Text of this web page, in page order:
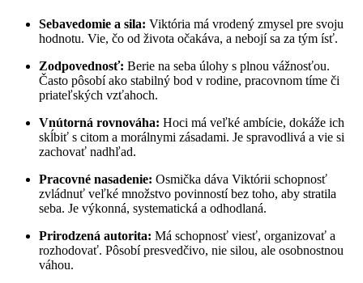
Sebavedomie a sila: Viktória má vrodený zmysel pre svoju
hodnotu. Vie, čo od života očakáva, a nebojí sa za tým ísť.
Zodpovednosť: Berie na seba úlohy s plnou vážnosťou.
Často pôsobí ako stabilný bod v rodine, pracovnom tíme či
priateľských vzťahoch.
Vnútorná rovnováha: Hoci má veľké ambície, dokáže ich
skĺbiť s citom a morálnymi zásadami. Je spravodlivá a vie si
zachovať nadhľad.
Pracovné nasadenie: Osmička dáva Viktórii schopnosť
zvládnuť veľké množstvo povinností bez toho, aby stratila
seba. Je výkonná, systematická a odhodlaná.
Prirodzená autorita: Má schopnosť viesť, organizovať a
rozhodovať. Pôsobí presvedčivo, nie silou, ale osobnostnou
váhou.